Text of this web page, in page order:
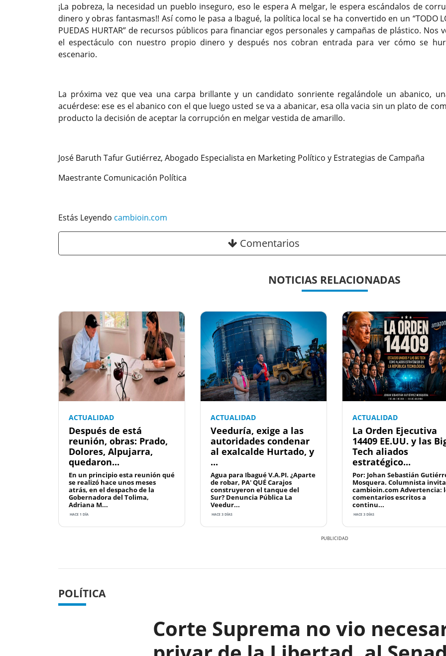
¡La pobreza, la necesidad un pueblo inseguro, eso le espera A melgar, le espera escándalos de
dinero y obras fantasmas!! Así como le pasa a Ibagué, la política local se ha convertido en un “TODO
PUEDAS HURTAR” de recursos públicos para financiar egos personales y campañas de plástico. Nos
el espectáculo con nuestro propio dinero y después nos cobran entrada para ver cómo se
escenario.
La próxima vez que vea una carpa brillante y un candidato sonriente regalándole un abanico,
acuérdese: ese es el abanico con el que luego usted se va a abanicar, esa olla vacia sin un plato de
producto la decisión de aceptar la corrupción en melgar vestida de amarillo.
José Baruth Tafur Gutiérrez, Abogado Especialista en Marketing Político y Estrategias de Campaña
Maestrante Comunicación Política
Estás Leyendo cambioin.com
Comentarios
NOTICIAS RELACIONADAS
ACTUALIDAD
Después de está
reunión, obras: Prado,
Dolores, Alpujarra,
quedaron...
En un principio esta reunión qué
se realizó hace unos meses
atrás, en el despacho de la
Gobernadora del Tolima,
Adriana M...
HACE 1 DÍA
ACTUALIDAD
Veeduría, exige a las
autoridades condenar
al exalcalde Hurtado, y
...
Agua para Ibagué V.A.PI. ¿Aparte
de robar, PA' QUÉ Carajos
construyeron el tanque del
Sur? Denuncia Pública La
Veedur...
HACE 3 DÍAS
ACTUALIDAD
La Orden Ejecutiva
14409 EE.UU. y las
Tech aliados
estratégico...
Por: Johan Sebastián
Mosquera. Columnista
cambioin.com Advertencia:
comentarios escritos a
continu...
HACE 3 DÍAS
POLÍTICA
Corte Suprema no vio